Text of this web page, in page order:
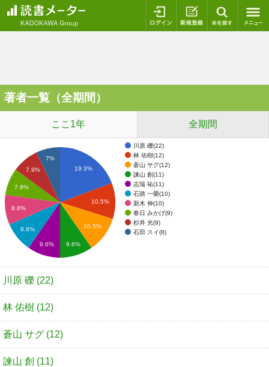
ログイン 新規登録
著者一覧（全期間）
ここ1年 全期間
川原 礫(22)
林 佑樹(12)
蒼山 サグ(12)
諫山 創(11)
志瑞 祐(11)
石踏 一榮(10)
新木 伸(10)
春日 みかげ(9)
杉井 光(9)
石田 スイ(8)
19.3%
10.5%
10.5%
7%
7.9%
7.9%
8.8%
8.8%
9.6% 9.6%
川原 礫 (22)
林 佑樹 (12)
蒼山 サグ (12)
諫山 創 (11)